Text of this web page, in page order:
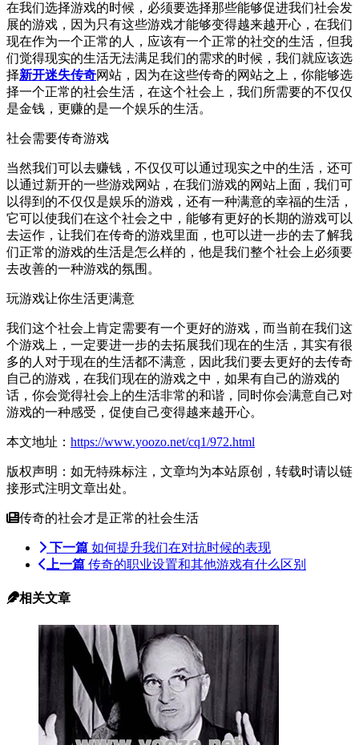
在我们选择游戏的时候，必须要选择那些能够促进我们社会发
展的游戏，因为只有这些游戏才能够变得越来越开心，在我们
现在作为一个正常的人，应该有一个正常的社交的生活，但我
们觉得现实的生活无法满足我们的需求的时候，我们就应该选
择新开迷失传奇网站，因为在这些传奇的网站之上，你能够选
择一个正常的社会生活，在这个社会上，我们所需要的不仅仅
是金钱，更赚的是一个娱乐的生活。
社会需要传奇游戏
当然我们可以去赚钱，不仅仅可以通过现实之中的生活，还可
以通过新开的一些游戏网站，在我们游戏的网站上面，我们可
以得到的不仅仅是娱乐的游戏，还有一种满意的幸福的生活，
它可以使我们在这个社会之中，能够有更好的长期的游戏可以
去运作，让我们在传奇的游戏里面，也可以进一步的去了解我
们正常的游戏的生活是怎么样的，他是我们整个社会上必须要
去改善的一种游戏的氛围。
玩游戏让你生活更满意
我们这个社会上肯定需要有一个更好的游戏，而当前在我们这
个游戏上，一定要进一步的去拓展我们现在的生活，其实有很
多的人对于现在的生活都不满意，因此我们要去更好的去传奇
自己的游戏，在我们现在的游戏之中，如果有自己的游戏的
话，你会觉得社会上的生活非常的和谐，同时你会满意自己对
游戏的一种感受，促使自己变得越来越开心。
本文地址： https://www.yoozo.net/cq1/972.html
版权声明：如无特殊标注，文章均为本站原创，转载时请以链
接形式注明文章出处。
传奇的社会才是正常的社会生活
下一篇 如何提升我们在对抗时候的表现
上一篇 传奇的职业设置和其他游戏有什么区别
相关文章